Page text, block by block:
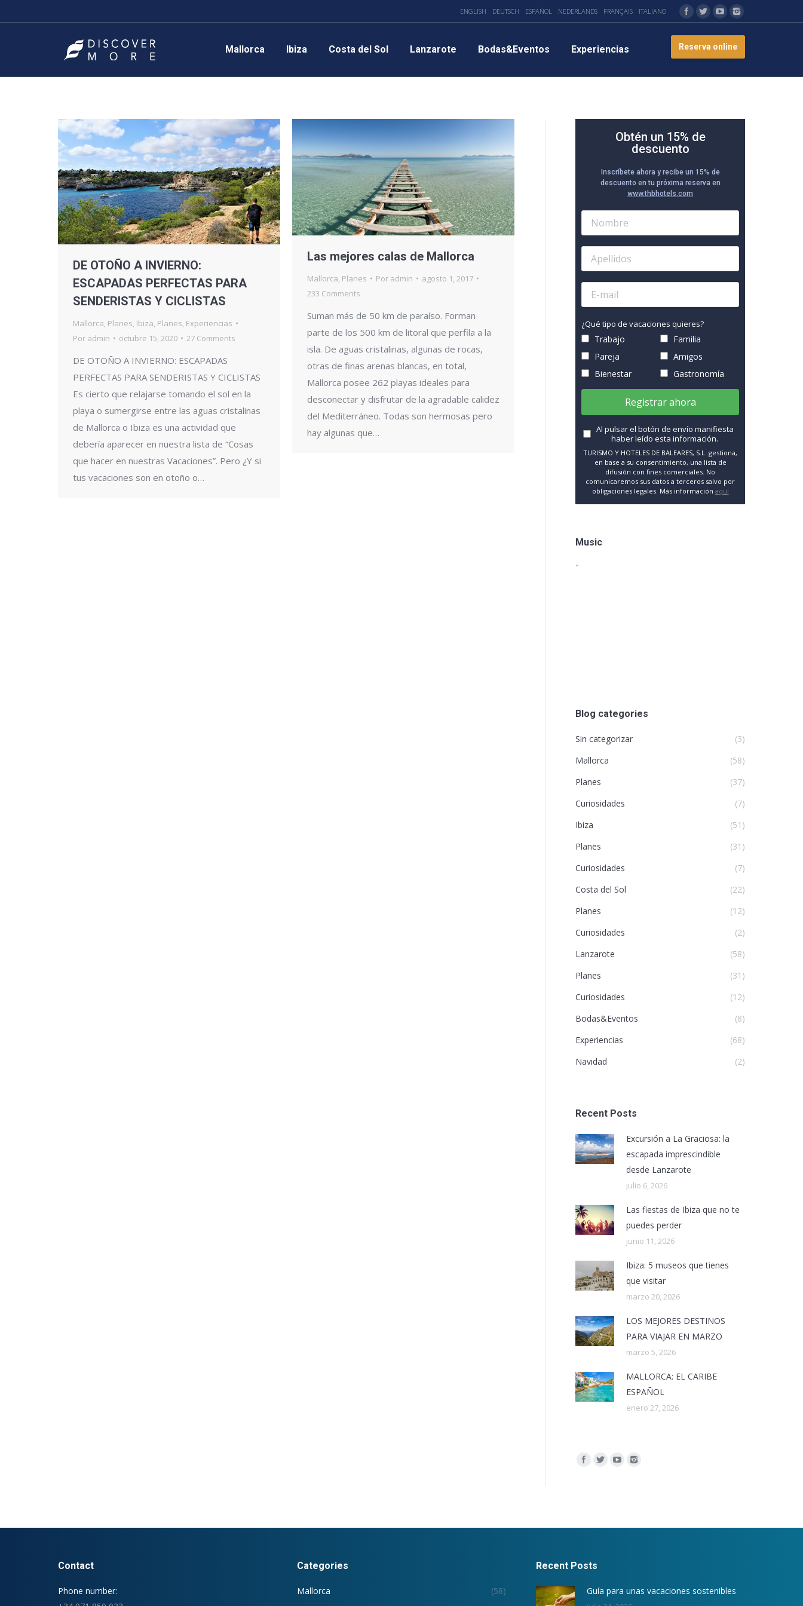
ENGLISH DEUTSCH ESPAÑOL NEDERLANDS FRANÇAIS ITALIANO
Mallorca Ibiza Costa del Sol Lanzarote Bodas&Eventos Experiencias Reserva online
DE OTOÑO A INVIERNO:
ESCAPADAS PERFECTAS PARA
SENDERISTAS Y CICLISTAS
Mallorca Planes Ibiza Planes Experiencias
Por admin octubre 15, 2020 27 Comments
DE OTOÑO A INVIERNO: ESCAPADAS
PERFECTAS PARA SENDERISTAS Y CICLISTAS
Es cierto que relajarse tomando el sol en la
playa o sumergirse entre las aguas cristalinas
de Mallorca o Ibiza es una actividad que
debería aparecer en nuestra lista de “Cosas
que hacer en nuestras Vacaciones”. Pero ¿Y si
tus vacaciones son en otoño o…
Las mejores calas de Mallorca
Mallorca, Planes Por admin
agosto 1, 2017
233 Comments
Suman más de 50 km de paraíso. Forman
parte de los 500 km de litoral que perfila a la
isla. De aguas cristalinas, algunas de rocas,
otras de finas arenas blancas, en total,
Mallorca posee 262 playas ideales para
desconectar y disfrutar de la agradable calidez
del Mediterráneo. Todas son hermosas pero
hay algunas que…
Obtén un 15% de
descuento
Inscríbete ahora y recibe un 15% de
descuento en tu próxima reserva en
www.thbhotels.com
¿Qué tipo de vacaciones quieres?
Trabajo
Familia
Pareja
Amigos
Bienestar
Gastronomía
Registrar ahora
Al pulsar el botón de envío manifiesta
haber leído esta información.
TURISMO Y HOTELES DE BALEARES, S.L. gestiona,
en base a su consentimiento, una lista de
difusión con fines comerciales. No
comunicaremos sus datos a terceros salvo por
obligaciones legales. Más información aquí
Music
"
Blog categories
Sin categorizar
(3)
Mallorca
(58)
Planes
(37)
Curiosidades
(7)
Ibiza
(51)
Planes
(31)
Curiosidades
(7)
Costa del Sol
(22)
Planes
(12)
Curiosidades
(2)
Lanzarote
(58)
Planes
(31)
Curiosidades
(12)
Bodas&Eventos
(8)
Experiencias
(68)
Navidad
(2)
Recent Posts
Excursión a La Graciosa: la
escapada imprescindible
desde Lanzarote
julio 6, 2026
Las fiestas de Ibiza que no te
puedes perder
junio 11, 2026
Ibiza: 5 museos que tienes
que visitar
marzo 20, 2026
LOS MEJORES DESTINOS
PARA VIAJAR EN MARZO
marzo 5, 2026
MALLORCA: EL CARIBE
ESPAÑOL
enero 27, 2026
Encuéntranos en:
Contact
Phone number:
Categories
Mallorca (58)
Recent Posts
Guía para unas vacaciones sostenibles